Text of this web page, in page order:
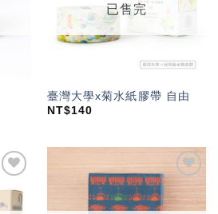
已售完
臺灣大學x菊水紙膠帶 自由
NT$140
加入
「願
望輕
加入
「願
望輕